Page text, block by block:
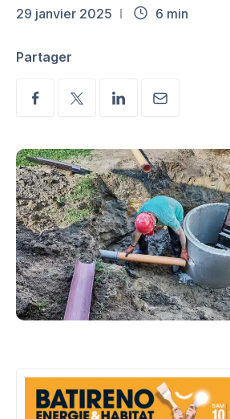
29 janvier 2025 6 min
Partager